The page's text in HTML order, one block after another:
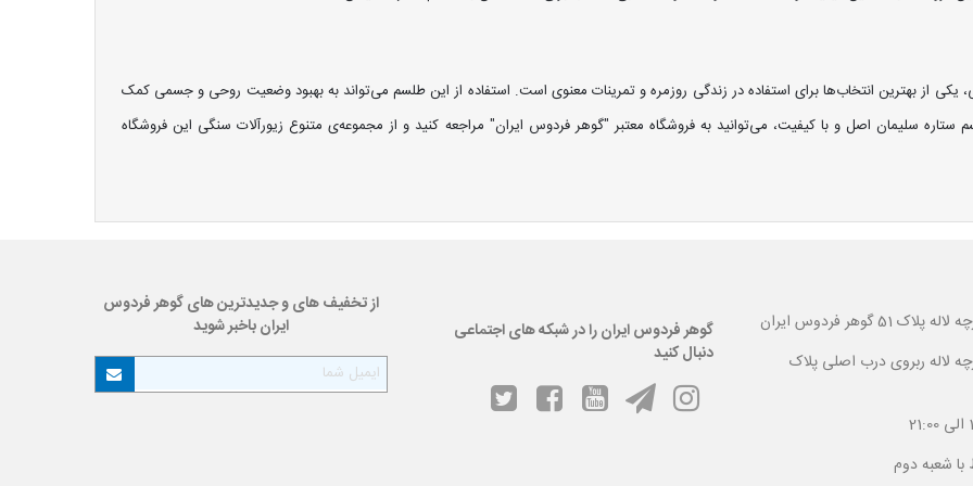
از بهترین انتخاب‌ها برای استفاده در زندگی روزمره و تمرینات معنوی است. استفاده از این طلسم می‌تواند به بهبود وضعیت روحی و جسمی کمک
سلیمان اصل و با کیفیت، می‌توانید به فروشگاه معتبر "گوهر فردوس ایران" مراجعه کنید و از مجموعه‌ی متنوع زیورآلات سنگی این فروشگاه
فردوس ایران
لاله ربروی درب اصلی پلاک
گوهر فردوس ایران را در شبکه های اجتماعی
دنبال کنید
از تخفیف های و جدیدترین های گوهر فردوس
ایران باخبر شوید